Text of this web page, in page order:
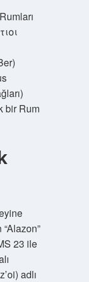
bir Rum
23 ile
adlı